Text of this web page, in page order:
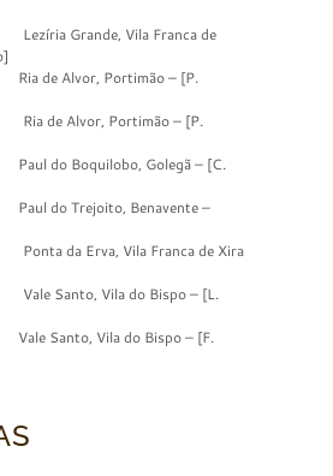
Grande, Vila Franca de
de Alvor, Portimão – [P.
de Alvor, Portimão – [P.
do Boquilobo, Golegã – [C.
do Trejoito, Benavente –
da Erva, Vila Franca de Xira
Santo, Vila do Bispo – [L.
Santo, Vila do Bispo – [F.